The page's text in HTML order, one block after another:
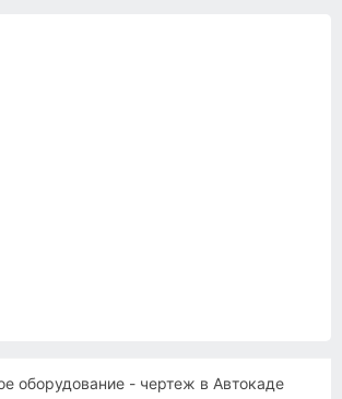
оборудование - чертеж в Автокаде